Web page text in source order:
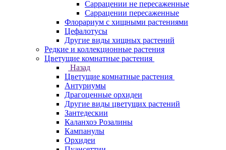
Саррацении не пересаженные
Саррацении пересаженные
Флорариум с хищными растениями
Цефалотусы
Другие виды хищных растений
Редкие и коллекционные растения
Цветущие комнатные растения
Назад
Цветущие комнатные растения
Антуриумы
Драгоценные орхидеи
Другие виды цветущих растений
Зантедескии
Каланхоэ Розалины
Кампанулы
Орхидеи